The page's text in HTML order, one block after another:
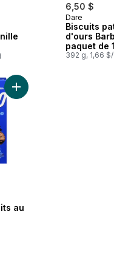
6,50 $
Dare
Biscuits
d'ours
paquet de
392 g, 1,66
au
Ajouter Pepero -